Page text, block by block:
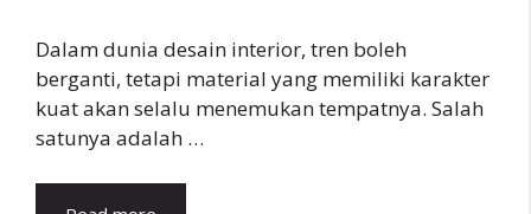
Dalam dunia desain interior, tren boleh
berganti, tetapi material yang memiliki karakter
kuat akan selalu menemukan tempatnya. Salah
satunya adalah …